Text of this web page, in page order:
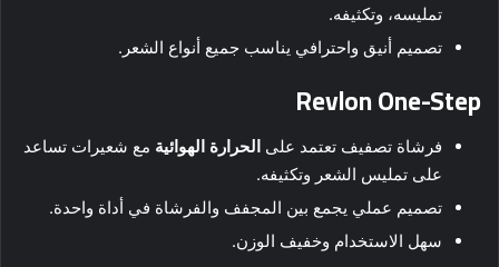
تمليسه، وتكثيفه.
تصميم أنيق واحترافي يناسب جميع أنواع الشعر.
Revlon One-Step
فرشاة تصفيف تعتمد على الحرارة الهوائية مع شعيرات تساعد
على تمليس الشعر وتكثيفه.
تصميم عملي يجمع بين المجفف والفرشاة في أداة واحدة.
سهل الاستخدام وخفيف الوزن.